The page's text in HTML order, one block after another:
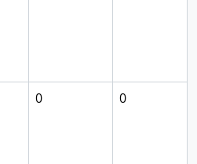
0 0